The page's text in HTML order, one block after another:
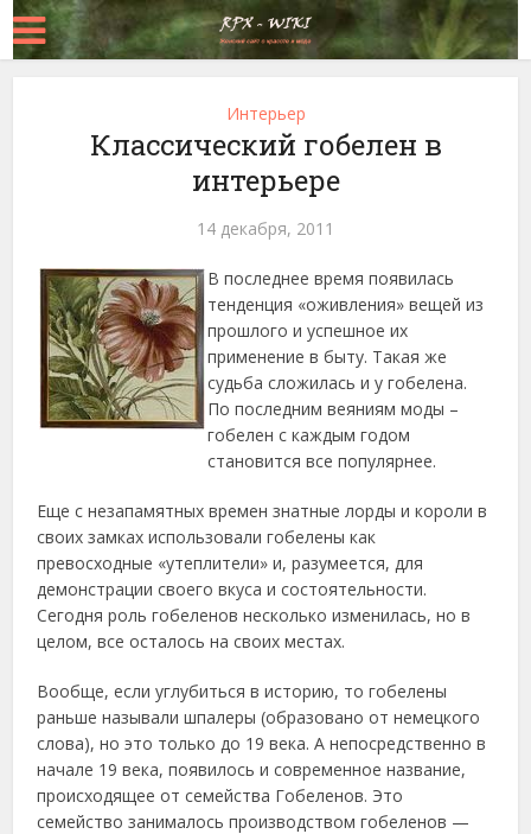
Интерьер
Классический гобелен в
интерьере
14 декабря, 2011
В последнее время появилась
тенденция «оживления» вещей из
прошлого и успешное их
применение в быту. Такая же
судьба сложилась и у гобелена.
По последним веяниям моды –
гобелен с каждым годом
становится все популярнее.
Еще с незапамятных времен знатные лорды и короли в
своих замках использовали гобелены как
превосходные «утеплители» и, разумеется, для
демонстрации своего вкуса и состоятельности.
Сегодня роль гобеленов несколько изменилась, но в
целом, все осталось на своих местах.
Вообще, если углубиться в историю, то гобелены
раньше называли шпалеры (образовано от немецкого
слова), но это только до 19 века. А непосредственно в
начале 19 века, появилось и современное название,
происходящее от семейства Гобеленов. Это
семейство занималось производством гобеленов —